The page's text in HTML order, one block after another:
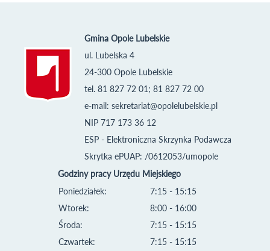
Gmina Opole Lubelskie
ul. Lubelska 4
24-300 Opole Lubelskie
tel. 81 827 72 01; 81 827 72 00
e-mail: sekretariat@opolelubelskie.pl
NIP 717 173 36 12
ESP - Elektroniczna Skrzynka Podawcza
Skrytka ePUAP: /0612053/umopole
Godziny pracy Urzędu Miejskiego
Poniedziałek:
Wtorek:
Środa:
Czwartek:
7:15 - 15:15
8:00 - 16:00
7:15 - 15:15
7:15 - 15:15